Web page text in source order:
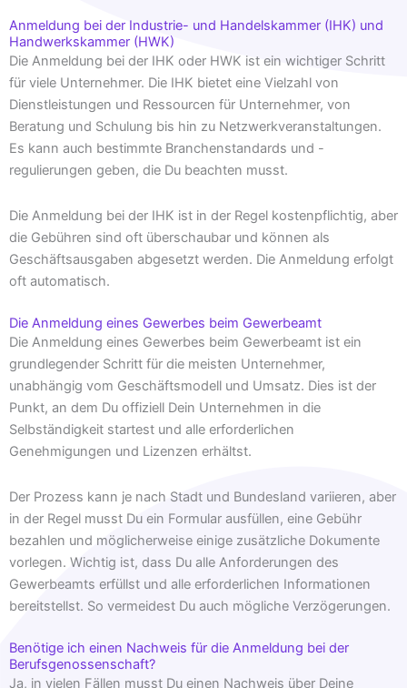
Anmeldung bei der Industrie- und Handelskammer (IHK) und
Handwerkskammer (HWK)
Die Anmeldung bei der IHK oder HWK ist ein wichtiger Schritt
für viele Unternehmer. Die IHK bietet eine Vielzahl von
Dienstleistungen und Ressourcen für Unternehmer, von
Beratung und Schulung bis hin zu Netzwerkveranstaltungen.
Es kann auch bestimmte Branchenstandards und -
regulierungen geben, die Du beachten musst.
Die Anmeldung bei der IHK ist in der Regel kostenpflichtig, aber
die Gebühren sind oft überschaubar und können als
Geschäftsausgaben abgesetzt werden. Die Anmeldung erfolgt
oft automatisch.
Die Anmeldung eines Gewerbes beim Gewerbeamt
Die Anmeldung eines Gewerbes beim Gewerbeamt ist ein
grundlegender Schritt für die meisten Unternehmer,
unabhängig vom Geschäftsmodell und Umsatz. Dies ist der
Punkt, an dem Du offiziell Dein Unternehmen in die
Selbständigkeit startest und alle erforderlichen
Genehmigungen und Lizenzen erhältst.
Der Prozess kann je nach Stadt und Bundesland variieren, aber
in der Regel musst Du ein Formular ausfüllen, eine Gebühr
bezahlen und möglicherweise einige zusätzliche Dokumente
vorlegen. Wichtig ist, dass Du alle Anforderungen des
Gewerbeamts erfüllst und alle erforderlichen Informationen
bereitstellst. So vermeidest Du auch mögliche Verzögerungen.
Benötige ich einen Nachweis für die Anmeldung bei der
Berufsgenossenschaft?
Ja, in vielen Fällen musst Du einen Nachweis über Deine